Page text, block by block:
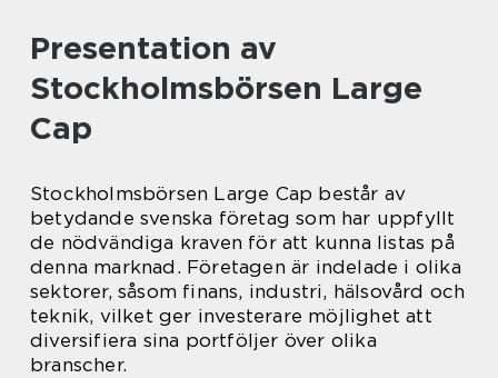
Presentation av
Stockholmsbörsen Large
Cap
Stockholmsbörsen Large Cap består av
betydande svenska företag som har uppfyllt
de nödvändiga kraven för att kunna listas på
denna marknad. Företagen är indelade i olika
sektorer, såsom finans, industri, hälsovård och
teknik, vilket ger investerare möjlighet att
diversifiera sina portföljer över olika
branscher.